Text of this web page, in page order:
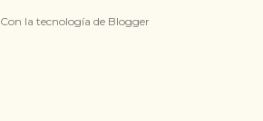
Con la tecnología de Blogger